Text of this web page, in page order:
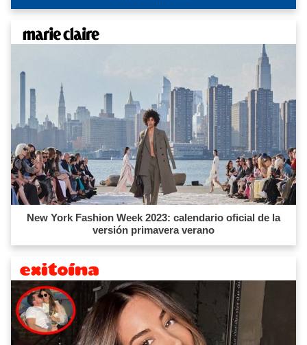
New York Fashion Week 2023: calendario oficial de la
versión primavera verano